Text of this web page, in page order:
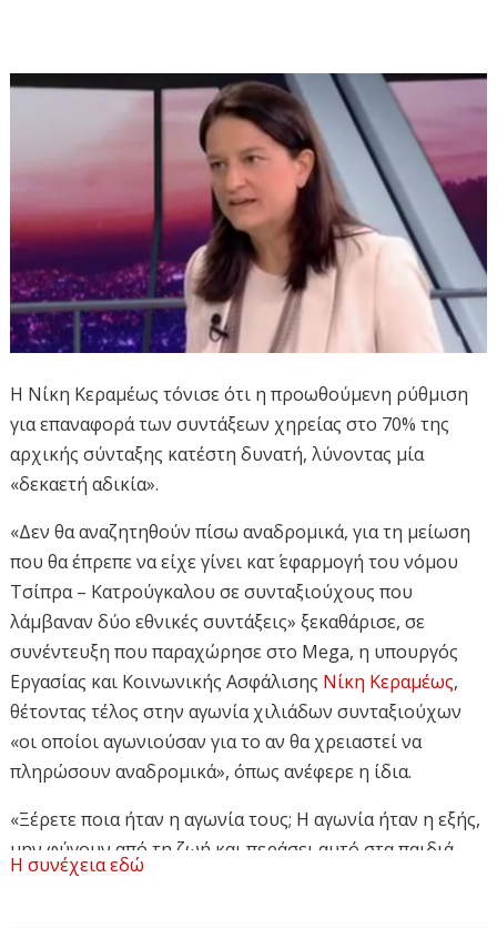
Η Νίκη Κεραμέως τόνισε ότι η προωθούμενη ρύθμιση
για επαναφορά των συντάξεων χηρείας στο 70% της
αρχικής σύνταξης κατέστη δυνατή, λύνοντας μία
«δεκαετή αδικία».
«Δεν θα αναζητηθούν πίσω αναδρομικά, για τη μείωση
που θα έπρεπε να είχε γίνει κατ΄ εφαρμογή του νόμου
Τσίπρα – Κατρούγκαλου σε συνταξιούχους που
λάμβαναν δύο εθνικές συντάξεις» ξεκαθάρισε, σε
συνέντευξη που παραχώρησε στο Mega, η υπουργός
Εργασίας και Κοινωνικής Ασφάλισης Νίκη Κεραμέως,
θέτοντας τέλος στην αγωνία χιλιάδων συνταξιούχων
«οι οποίοι αγωνιούσαν για το αν θα χρειαστεί να
πληρώσουν αναδρομικά», όπως ανέφερε η ίδια.
«Ξέρετε ποια ήταν η αγωνία τους; Η αγωνία ήταν η εξής,
μην φύγουν από τη ζωή και περάσει αυτό στα παιδιά
τους, αυτή ήταν η πραγματική αγωνία. Ερχόμαστε
Η συνέχεια εδώ